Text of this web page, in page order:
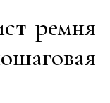
ремня